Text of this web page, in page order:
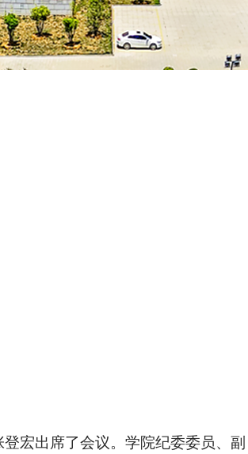
宏出席了会议。学院纪委委员、副